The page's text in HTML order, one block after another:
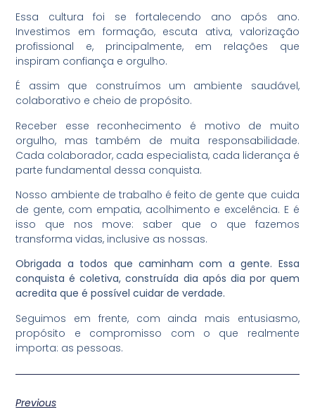
Essa cultura foi se fortalecendo ano após ano.
Investimos em formação, escuta ativa, valorização
profissional e, principalmente, em relações que
inspiram confiança e orgulho.
É assim que construímos um ambiente saudável,
colaborativo e cheio de propósito.
Receber esse reconhecimento é motivo de muito
orgulho, mas também de muita responsabilidade.
Cada colaborador, cada especialista, cada liderança é
parte fundamental dessa conquista.
Nosso ambiente de trabalho é feito de gente que cuida
de gente, com empatia, acolhimento e excelência. E é
isso que nos move: saber que o que fazemos
transforma vidas, inclusive as nossas.
Obrigada a todos que caminham com a gente. Essa
conquista é coletiva, construída dia após dia por quem
acredita que é possível cuidar de verdade.
Seguimos em frente, com ainda mais entusiasmo,
propósito e compromisso com o que realmente
importa: as pessoas.
Previous